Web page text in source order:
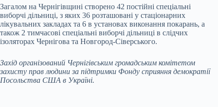
Загалом на Чернігівщині створено 42 постійні спеціальні
виборчі дільниці, з яких 36 розташовані у стаціонарних
лікувальних закладах та 6 в установах виконання покарань, а
також 2 тимчасові спеціальні виборчі дільниці в слідчих
ізоляторах Чернігова та Новгород-Сіверського.
Захід організований Чернігівським громадським комітетом
захисту прав людини за підтримки Фонду сприяння демократії
Посольства США в Україні.